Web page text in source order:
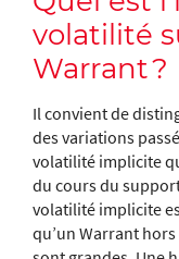
volatilité
Warrant ?
Il convient de
des variations
volatilité implicite
du cours du
volatilité implicite
qu’un Warrant